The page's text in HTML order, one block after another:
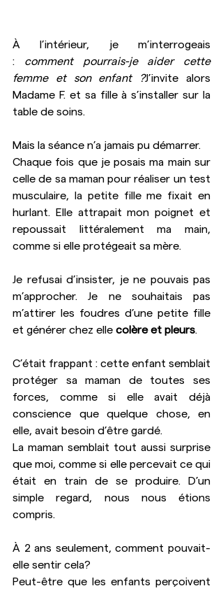
À l’intérieur, je m’interrogeais
: comment pourrais-je aider cette
femme et son enfant ?J’invite alors
Madame F. et sa fille à s’installer sur la
table de soins.
Mais la séance n’a jamais pu démarrer.
Chaque fois que je posais ma main sur
celle de sa maman pour réaliser un test
musculaire, la petite fille me fixait en
hurlant. Elle attrapait mon poignet et
repoussait littéralement ma main,
comme si elle protégeait sa mère.
Je refusai d’insister, je ne pouvais pas
m’approcher. Je ne souhaitais pas
m’attirer les foudres d’une petite fille
et générer chez elle colère et pleurs.
C’était frappant : cette enfant semblait
protéger sa maman de toutes ses
forces, comme si elle avait déjà
conscience que quelque chose, en
elle, avait besoin d’être gardé.
La maman semblait tout aussi surprise
que moi, comme si elle percevait ce qui
était en train de se produire. D’un
simple regard, nous nous étions
compris.
À 2 ans seulement, comment pouvait-
elle sentir cela?
Peut-être que les enfants perçoivent